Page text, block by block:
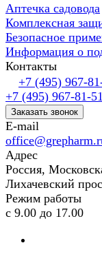
Аптечка садовода
Комплексная
Безопасное
Информация о
Контакты
+7 (495) 967-
+7 (495) 967-81-51
Заказать звонок
E-mail
Адрес
Россия,
Лихачевский
Режим работы
с 9.00 до 17.00